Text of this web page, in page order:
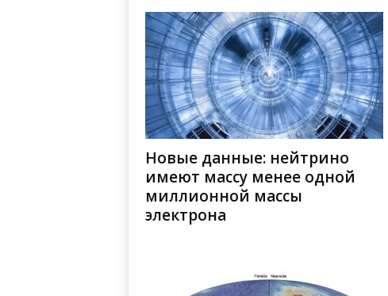
Новые данные: нейтрино
имеют массу менее одной
миллионной массы
электрона